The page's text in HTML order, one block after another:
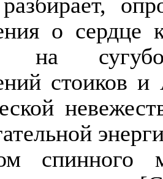
о сердце
на
стоиков